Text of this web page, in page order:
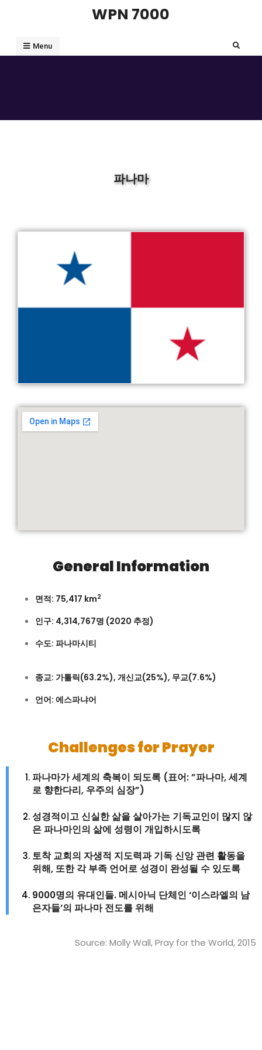
WPN 7000
Menu
파나마
General Information
면적: 75,417 km2
인구: 4,314,767명 (2020 추정)
수도: 파나마시티
종교: 가톨릭(63.2%), 개신교(25%), 무교(7.6%)
언어: 에스파냐어
Challenges for Prayer
파나마가 세계의 축복이 되도록 (표어: ”파나마, 세계
로 향한다리, 우주의 심장”)
성경적이고 신실한 삶을 살아가는 기독교인이 많지 않
은 파나마인의 삶에 성령이 개입하시도록
토착 교회의 자생적 지도력과 기독 신앙 관련 활동을
위해, 또한 각 부족 언어로 성경이 완성될 수 있도록
9000명의 유대인들. 메시아닉 단체인 ‘이스라엘의 남
은자들’의 파나마 전도를 위해
Source: Molly Wall, Pray for the World, 2015